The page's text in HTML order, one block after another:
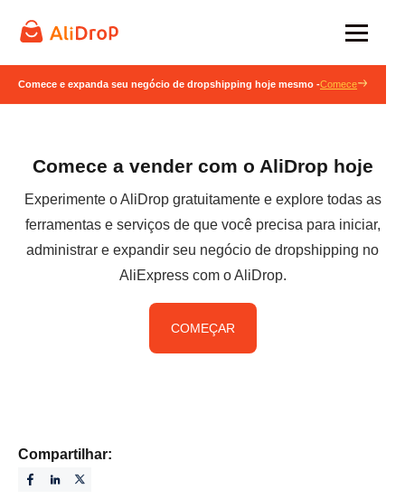
Comece e expanda seu negócio de dropshipping hoje mesmo -Comece
Comece a vender com o AliDrop hoje
Experimente o AliDrop gratuitamente e explore todas as
ferramentas e serviços de que você precisa para iniciar,
administrar e expandir seu negócio de dropshipping no
AliExpress com o AliDrop.
COMEÇAR
Compartilhar: